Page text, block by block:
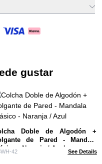
gustar
Doble de Algodón +
de Pared - Mandala
- Naranja / Azul
42 See Details